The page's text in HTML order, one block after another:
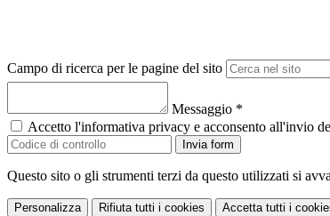
Campo di ricerca per le pagine del sito
Messaggio *
Accetto l'informativa privacy e acconsento all'invio
Invia form
Questo sito o gli strumenti terzi da questo utilizzati si
Personalizza Rifiuta tutti i cookies Accetta tutti i